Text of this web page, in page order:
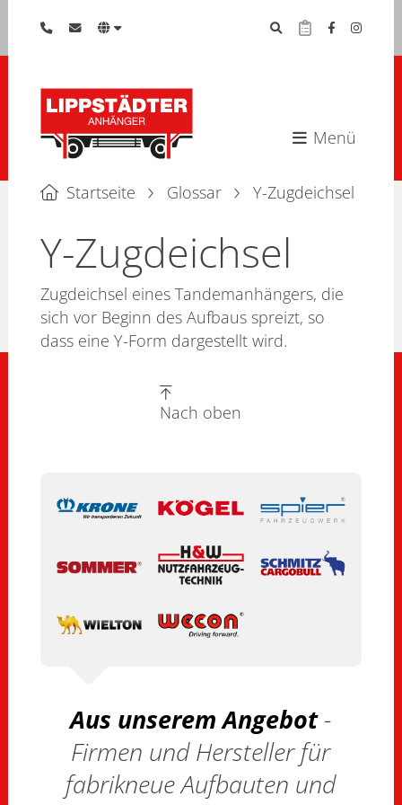
Menü
Startseite Glossar Y-Zugdeichsel
Y-Zugdeichsel
Zugdeichsel eines Tandemanhängers, die
sich vor Beginn des Aufbaus spreizt, so
dass eine Y-Form dargestellt wird.
Nach oben
Aus unserem Angebot-
Firmen und Hersteller für
fabrikneue Aufbauten und